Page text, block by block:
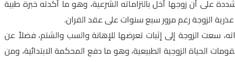
على أن زوجها أخل بالتزاماته الشرعية، وهو ما أكدته خبرة طبية
عذرية الزوجة رغم مرور سبع سنوات على عقد القران.
سعت الزوجة إلى إثبات تعرضها للإهانة والسب والشتم، فضلاً عن
الحياة الزوجية الطبيعية، وهو ما دفع المحكمة الابتدائية، ومن